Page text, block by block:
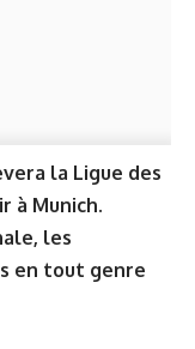
la Ligue des
à Munich.
les
en tout genre